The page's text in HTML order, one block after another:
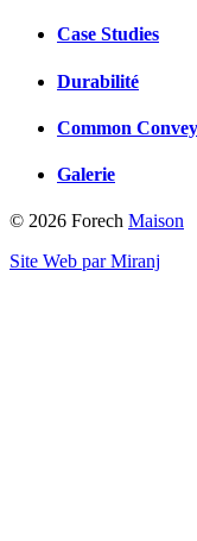
Case Studies
Durabilité
Common
Galerie
© 2026 Forech Maison
Site Web par Miranj